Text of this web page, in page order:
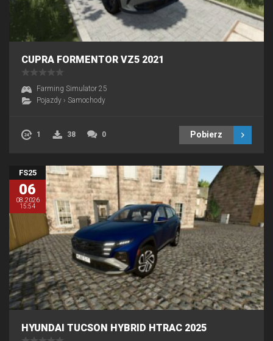
CUPRA FORMENTOR VZ5 2021
Farming Simulator 25
Pojazdy › Samochody
1 38 0 Pobierz
FS25
06
08.2026
15:54
HYUNDAI TUCSON HYBRID HTRAC 2025